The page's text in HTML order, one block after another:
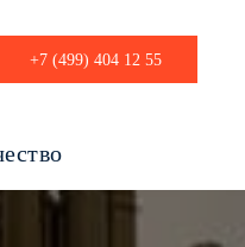
+7 (499) 404 12 55